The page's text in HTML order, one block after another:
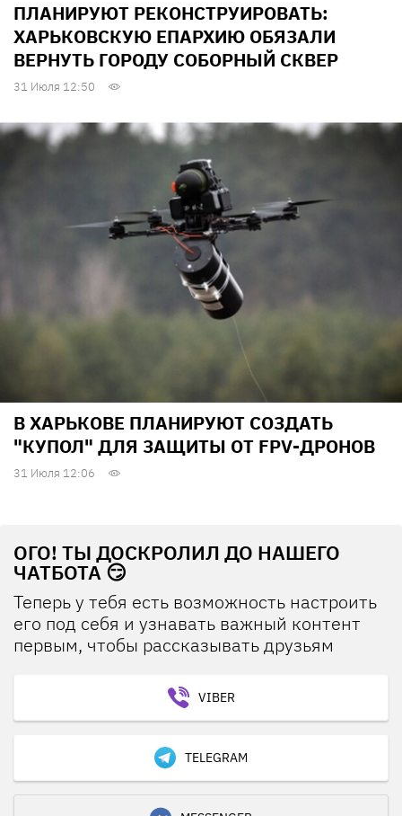
ПЛАНИРУЮТ РЕКОНСТРУИРОВАТЬ:
ХАРЬКОВСКУЮ ЕПАРХИЮ ОБЯЗАЛИ
ВЕРНУТЬ ГОРОДУ СОБОРНЫЙ СКВЕР
31 Июля 12:50
В ХАРЬКОВЕ ПЛАНИРУЮТ СОЗДАТЬ
"КУПОЛ" ДЛЯ ЗАЩИТЫ ОТ FPV-ДРОНОВ
31 Июля 12:06
ОГО! ТЫ ДОСКРОЛИЛ ДО НАШЕГО
ЧАТБОТА 😏
Теперь у тебя есть возможность настроить
его под себя и узнавать важный контент
первым, чтобы рассказывать друзьям
VIBER
TELEGRAM